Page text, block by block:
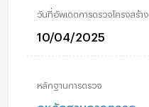
วันที่อัพเดตการตรวจโครงสร้าง
10/04/2025
หลักฐานการตรวจ